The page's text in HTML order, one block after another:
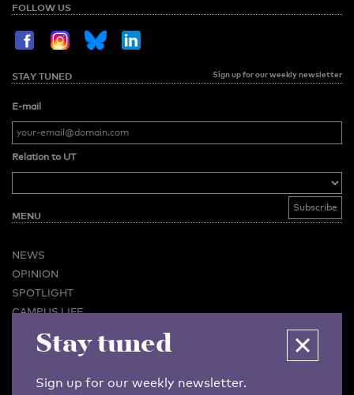
FOLLOW US
STAY TUNED Sign up for our weekly newsletter
E-mail
Relation to UT
MENU
NEWS
OPINION
SPOTLIGHT
CAMPUS LIFE
BUSINESS & CAREER
Stay tuned
Sign up for our weekly newsletter.